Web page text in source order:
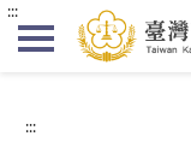
:::
:::